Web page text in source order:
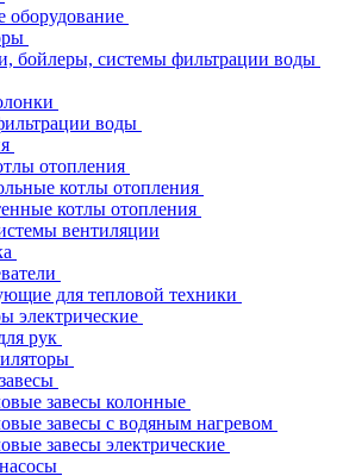
оборудование
бойлеры, системы фильтрации воды
воды
отопления
котлы отопления
котлы отопления
вентиляции
для тепловой техники
электрические
рук
завесы колонные
завесы с водяным нагревом
завесы электрические